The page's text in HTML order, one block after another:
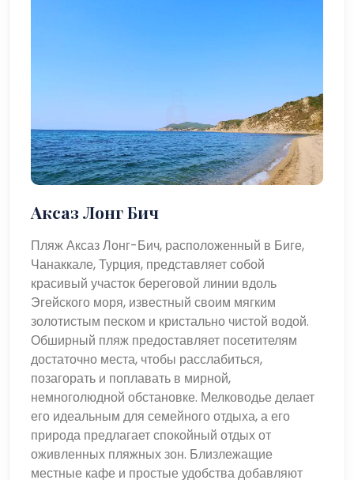
Аксаз Лонг Бич
Пляж Аксаз Лонг-Бич, расположенный в Биге,
Чанаккале, Турция, представляет собой
красивый участок береговой линии вдоль
Эгейского моря, известный своим мягким
золотистым песком и кристально чистой водой.
Обширный пляж предоставляет посетителям
достаточно места, чтобы расслабиться,
позагорать и поплавать в мирной,
немноголюдной обстановке. Мелководье делает
его идеальным для семейного отдыха, а его
природа предлагает спокойный отдых от
оживленных пляжных зон. Близлежащие
местные кафе и простые удобства добавляют